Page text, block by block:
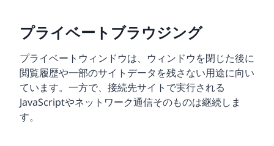
プライベートブラウジング
プライベートウィンドウは、ウィンドウを閉じた後に
閲覧履歴や一部のサイトデータを残さない用途に向い
ています。一方で、接続先サイトで実行される
JavaScriptやネットワーク通信そのものは継続しま
す。